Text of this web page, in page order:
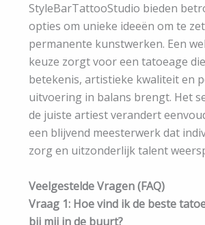
StyleBarTattooStudio bieden
opties om unieke ideeën om te
permanente kunstwerken. Een
keuze zorgt voor een tatoeage
betekenis, artistieke kwaliteit en
uitvoering in balans brengt. Het
de juiste artiest verandert
een blijvend meesterwerk dat
zorg en uitzonderlijk talent
Veelgestelde Vragen (FAQ)
Vraag 1: Hoe vind ik de beste
bij mij in de buurt?